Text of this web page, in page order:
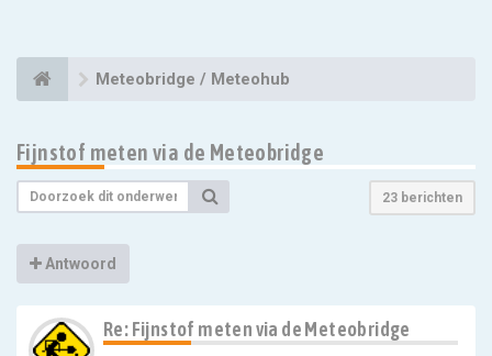
Meteobridge / Meteohub
Fijnstof meten via de Meteobridge
23 berichten
Antwoord
Re: Fijnstof meten via de Meteobridge